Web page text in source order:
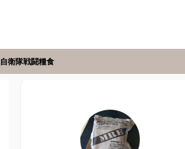
自衛隊戦闘糧食